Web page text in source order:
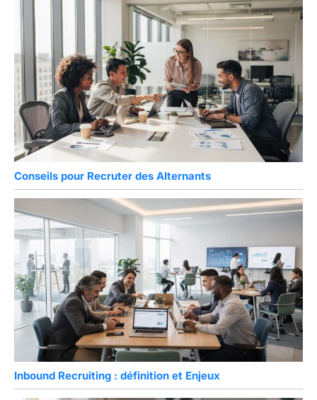
Conseils pour Recruter des Alternants
Inbound Recruiting : définition et Enjeux